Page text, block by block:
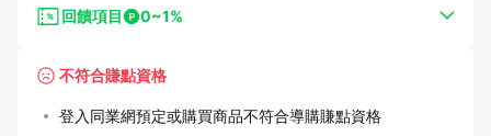
回饋項目 0~1%
不符合賺點資格
登入同業網預定或購買商品不符合導購賺點資格